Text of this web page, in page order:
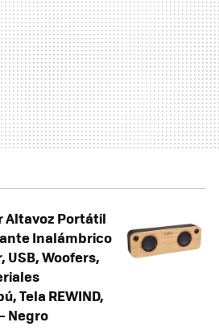
Altavoz Portátil
Inalámbrico
USB, Woofers,
Tela REWIND,
Negro